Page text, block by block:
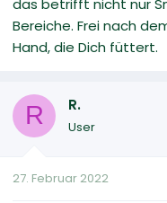
Bereiche. Frei nach
Hand, die Dich füttert.
R R.
User
27. Februar 2022